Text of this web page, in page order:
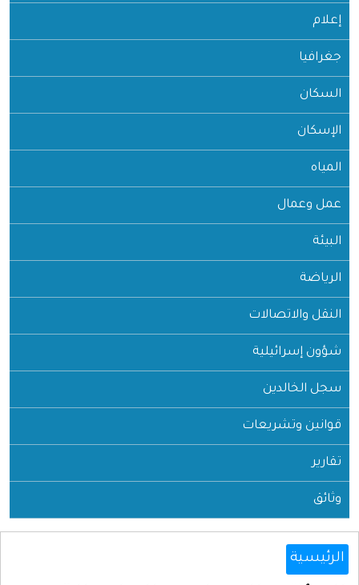
إعلام
جغرافيا
السكان
الإسكان
المياه
عمل وعمال
البيئة
الرياضة
النقل والاتصالات
شؤون إسرائيلية
سجل الخالدين
قوانين وتشريعات
تقارير
وثائق
الرئيسية